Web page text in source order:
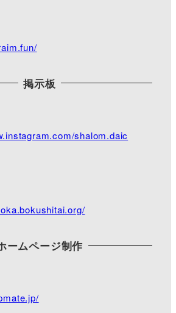
枝垂れ桜が少しずつ咲き始めました。
pages/category/Religious
掲示板
shalom.daic
ームページ制作